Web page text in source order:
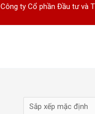
Công ty Cổ phần Đầu tư và